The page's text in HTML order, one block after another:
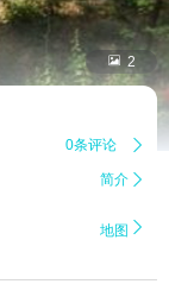
 2
0条评论 
简介 
地图 